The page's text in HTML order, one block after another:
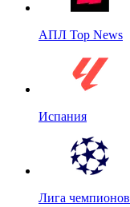
АПЛ Top News
Испания
Лига чемпионов